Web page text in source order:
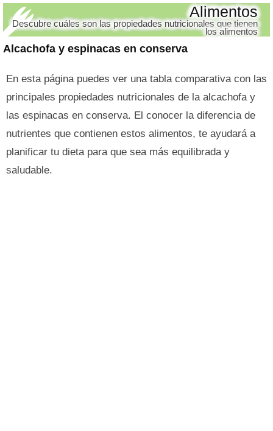
Alcachofa y espinacas en conserva
Alimentos
Descubre cuáles son las propiedades nutricionales que tienen
los alimentos
En esta página puedes ver una tabla comparativa con las
principales propiedades nutricionales de la alcachofa y
las espinacas en conserva. El conocer la diferencia de
nutrientes que contienen estos alimentos, te ayudará a
planificar tu dieta para que sea más equilibrada y
saludable.